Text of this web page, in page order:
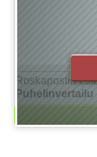
Roskapostin
Puhelinvertailu